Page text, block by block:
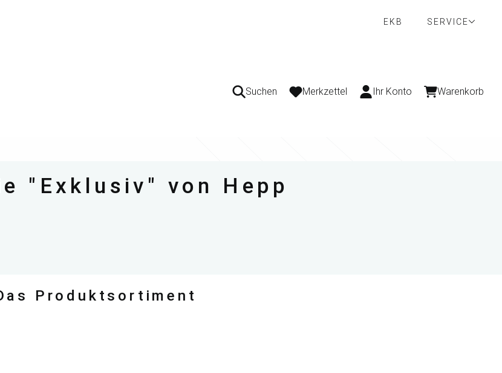
EKB
SERVICE
Suchen Merkzettel Ihr Konto Warenkorb
"Exklusiv" von Hepp
Produktsortiment